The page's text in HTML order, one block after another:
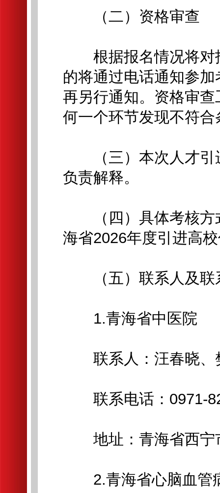
（二）资格审查
根据报名情况将对
的将通过电话通知参
再另行通知。资格审
何一个环节发现不符
（三）本次人才引
负责解释。
（四）具体考核方
海省2026年度引进高
（五）联系人及联
1.青海省中医院
联系人：汪春晓、
联系电话：0971-
地址：青海省西宁
2.青海省心脑血管